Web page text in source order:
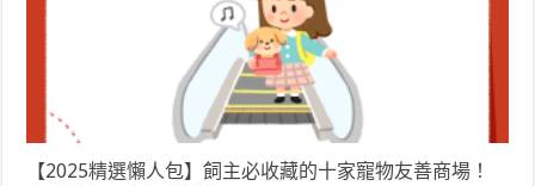
【2025精選懶人包】飼主必收藏的十家寵物友善商場！